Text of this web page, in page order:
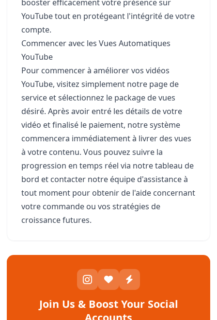
booster efficacement votre présence sur
YouTube tout en protégeant l'intégrité de votre
compte.
Commencer avec les Vues Automatiques
YouTube
Pour commencer à améliorer vos vidéos
YouTube, visitez simplement notre page de
service et sélectionnez le package de vues
désiré. Après avoir entré les détails de votre
vidéo et finalisé le paiement, notre système
commencera immédiatement à livrer des vues
à votre contenu. Vous pouvez suivre la
progression en temps réel via notre tableau de
bord et contacter notre équipe d'assistance à
tout moment pour obtenir de l'aide concernant
votre commande ou vos stratégies de
croissance futures.
Join Us & Boost Your Social
Accounts